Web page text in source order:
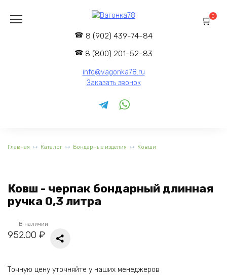
содержанию
8 (902) 439-74-84
8 (800) 201-52-83
info@vagonka78.ru
Заказать звонок
0
Главная Каталог Бондарные изделия Ковши
Ковш - черпак бондарный длинная
ручка 0,3 литра
В наличии
952.00 ₽
Точную цену уточняйте у наших менеджеров